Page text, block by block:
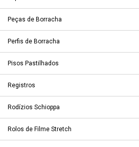
Peças de Borracha
Perfis de Borracha
Pisos Pastilhados
Registros
Rodízios Schioppa
Rolos de Filme Stretch